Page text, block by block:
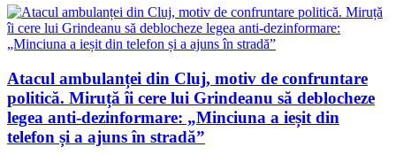
Atacul ambulanței din Cluj, motiv de confruntare
politică. Miruță îi cere lui Grindeanu să deblocheze
legea anti-dezinformare: „Minciuna a ieșit din
telefon și a ajuns în stradă”